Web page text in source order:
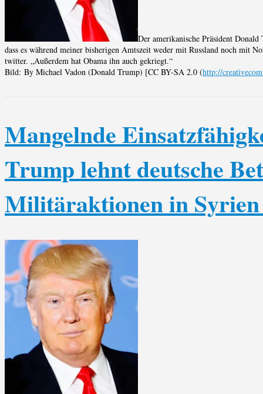
Der amerikanische Präsident
dass es während meiner bisherigen Amtszeit weder mit Russland noch mit
twitter. „Außerdem hat Obama ihn auch gekriegt.“
Bild: By Michael Vadon (Donald Trump) [CC BY-SA 2.0 (http://
Mangelnde
Trump lehnt deutsche
Militäraktionen in